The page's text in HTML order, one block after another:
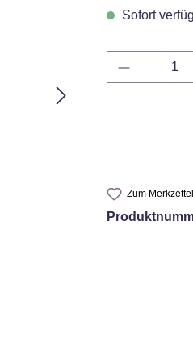
Sofort
Produkt
Zum